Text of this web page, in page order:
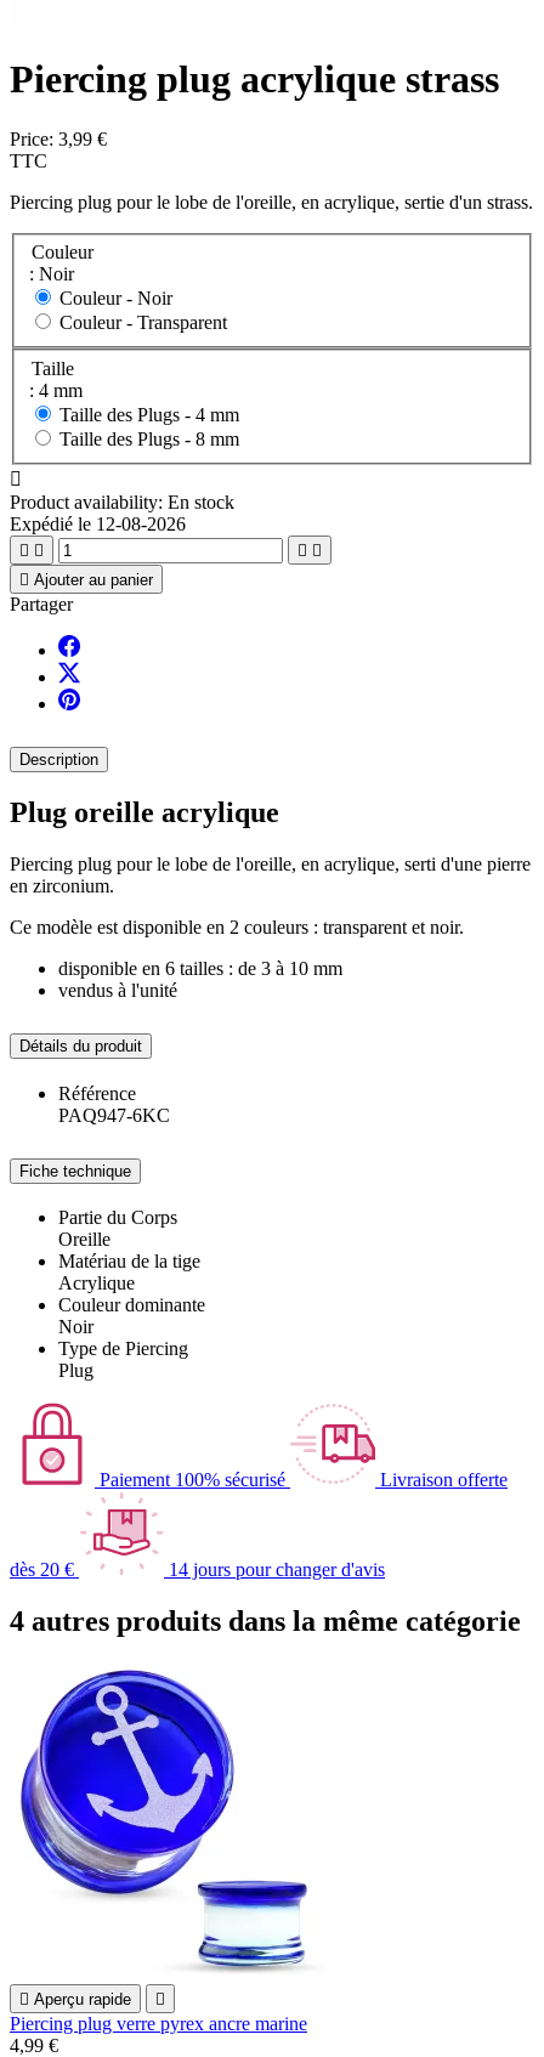
Piercing plug acrylique strass
Price: 3,99 €
TTC
Piercing plug pour le lobe de l'oreille, en acrylique, sertie d'un strass.
Couleur
: Noir
Couleur - Noir
Couleur - Transparent
Taille
: 4 mm
Taille des Plugs - 4 mm
Taille des Plugs - 8 mm

Product availability: En stock
Expédié le 12-08-2026
   
 Ajouter au panier
Partager
Description
Plug oreille acrylique
Piercing plug pour le lobe de l'oreille, en acrylique, serti d'une pierre
en zirconium.
Ce modèle est disponible en 2 couleurs : transparent et noir.
disponible en 6 tailles : de 3 à 10 mm
vendus à l'unité
Détails du produit
Référence
PAQ947-6KC
Fiche technique
Partie du Corps
Oreille
Matériau de la tige
Acrylique
Couleur dominante
Noir
Type de Piercing
Plug
Paiement 100% sécurisé Livraison offerte
dès 20 € 14 jours pour changer d'avis
4 autres produits dans la même catégorie
 Aperçu rapide 
Piercing plug verre pyrex ancre marine
4,99 €